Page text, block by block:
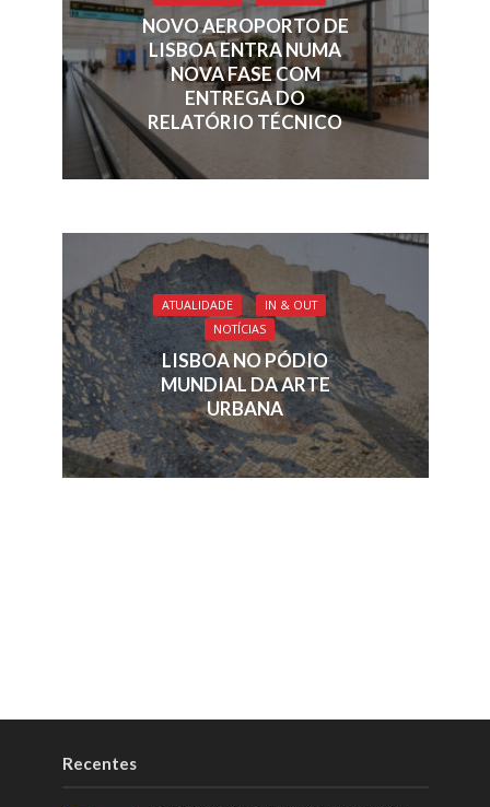
NOVO AEROPORTO DE
LISBOA ENTRA NUMA
NOVA FASE COM
ENTREGA DO
RELATÓRIO TÉCNICO
ATUALIDADE
IN & OUT
NOTÍCIAS
LISBOA NO PÓDIO
MUNDIAL DA ARTE
URBANA
Recentes